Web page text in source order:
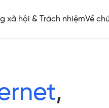
xã hội & Trách nhiệmVề
,